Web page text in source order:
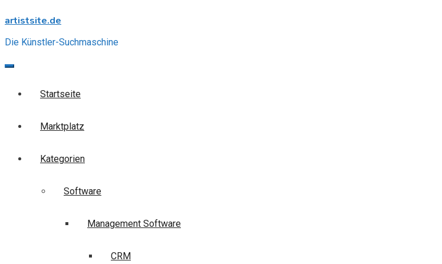
to
artistsite.de
Die Künstler-Suchmaschine
Startseite
Marktplatz
Kategorien
Software
Management Software
CRM